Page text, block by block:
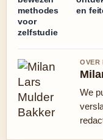
methodes
voor
zelfstudie
en
OVER
We